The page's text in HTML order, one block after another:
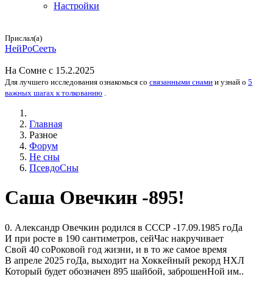
Настройки
Прислал(а)
Ней­Ро­Се­еть
На Сомне с 15.2.2025
Для лучшего исследования ознакомься со связанными снами и узнай о 5
важных шагах к толкованию .
Главная
Разное
Форум
Не сны
ПсевдоСны
Саша Овечкин -895!
0. Александр Овечкин родился в СССР -17.09.1985 гоДа
И при росте в 190 сантиметров, сейЧас накручивает
Свой 40 соРоковой год жизни, и в то же самое время
В апреле 2025 гоДа, выходит на Хоккейный рекорд НХЛ
Который будет обозначен 895 шайбой, заброшенНой им..